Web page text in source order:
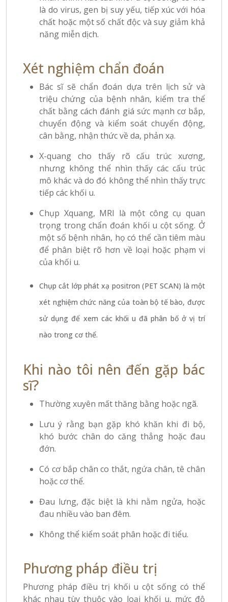
là do virus, gen bị suy yếu, tiếp xúc với hóa
chất hoặc một số chất độc và suy giảm khả
năng miễn dịch.
Xét nghiệm chẩn đoán
Bác sĩ sẽ chẩn đoán dựa trên lịch sử và
triệu chứng của bệnh nhân, kiểm tra thể
chất bằng cách đánh giá sức mạnh cơ bắp,
chuyển động và kiểm soát chuyển động,
cân bằng, nhận thức về da, phản xạ.
X-quang cho thấy rõ cấu trúc xương,
nhưng không thể nhìn thấy các cấu trúc
mô khác và do đó không thể nhìn thấy trực
tiếp các khối u.
Chụp Xquang, MRI là một công cụ quan
trọng trong chẩn đoán khối u cột sống. Ở
một số bệnh nhân, họ có thể cần tiêm màu
để phân biệt rõ hơn về loại hoặc phạm vi
của khối u.
Chụp cắt lớp phát xạ positron (PET SCAN) là một
xét nghiệm chức năng của toàn bộ tế bào, được
sử dụng để xem các khối u đã phân bố ở vị trí
nào trong cơ thể.
Khi nào tôi nên đến gặp bác
sĩ?
Thường xuyên mất thăng bằng hoặc ngã.
Lưu ý rằng bạn gặp khó khăn khi đi bộ,
khó bước chân do căng thẳng hoặc đau
đớn.
Có cơ bắp chân co thắt, ngứa chân, tê chân
hoặc cơ thể.
Đau lưng, đặc biệt là khi nằm ngửa, hoặc
đau nhiều vào ban đêm.
Không thể kiểm soát phân hoặc đi tiểu.
Phương pháp điều trị
Phương pháp điều trị khối u cột sống có thể
khác nhau tùy thuộc vào loại khối u, mức độ